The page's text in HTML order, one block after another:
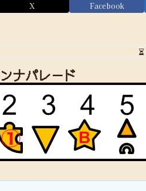
X Facebook
ナパレード